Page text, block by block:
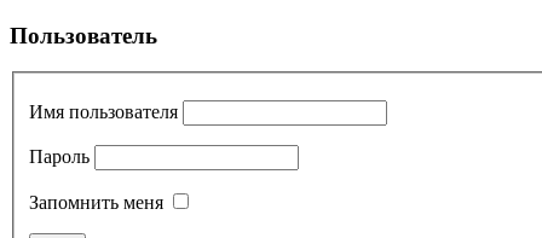
Пользователь
Имя пользователя
Пароль
Запомнить меня